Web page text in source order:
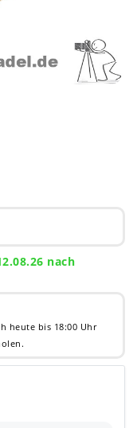
nach
heute bis 18:00 Uhr